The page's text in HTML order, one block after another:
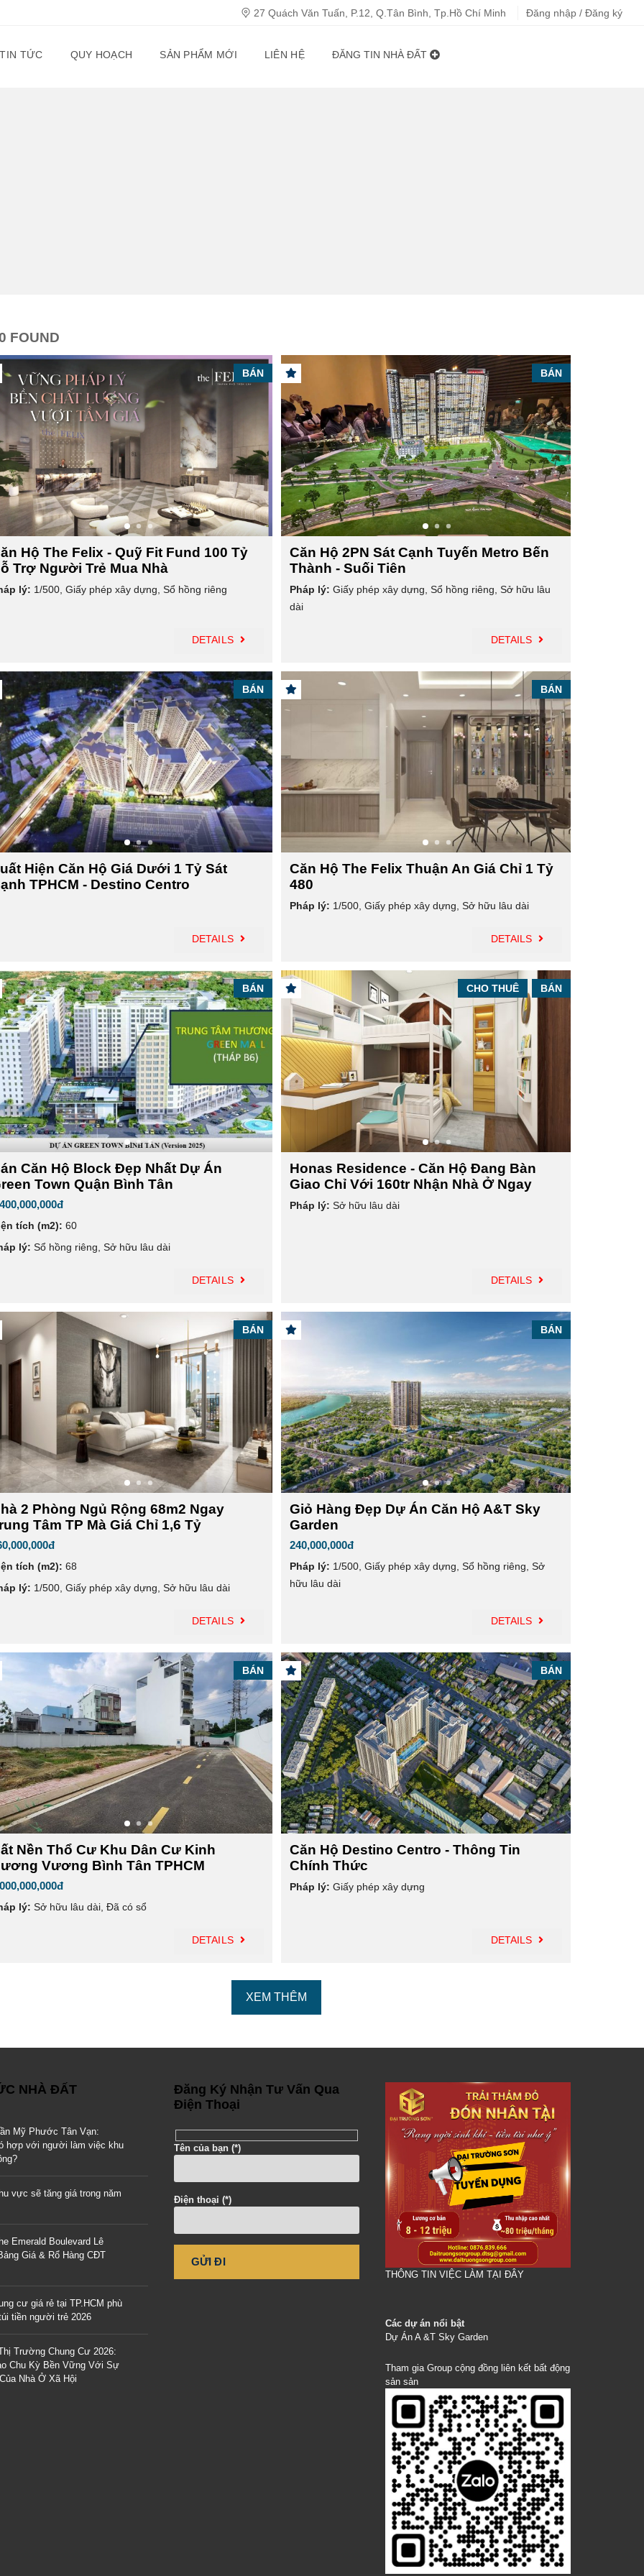
27 Quách Văn Tuấn, P.12, Q.Tân Bình, Tp.Hồ Chí Minh Đăng nhập / Đăng ký
TIN TỨC QUY HOẠCH SẢN PHẨM MỚI LIÊN HỆ ĐĂNG TIN NHÀ ĐẤT
FOUND
BÁN
Hộ The Felix - Quỹ Fit Fund 100 Tỷ
Trợ Người Trẻ Mua Nhà
lý: 1/500 Giấy phép xây dựng Sổ hồng riêng
DETAILS
BÁN
Căn Hộ 2PN Sát Cạnh Tuyến Metro Bến
Thành - Suối Tiên
Pháp lý: Giấy phép xây dựng Sổ hồng riêng Sở hữu lâu
dài
DETAILS
BÁN
Hiện Căn Hộ Giá Dưới 1 Tỷ Sát
TPHCM - Destino Centro
DETAILS
BÁN
Căn Hộ The Felix Thuận An Giá Chỉ 1 Tỷ
480
Pháp lý: 1/500, Giấy phép xây dựng, Sở hữu lâu dài
DETAILS
BÁN
Căn Hộ Block Đẹp Nhất Dự Án
Town Quận Bình Tân
tích (m2): 60
lý: Sổ hồng riêng Sở hữu lâu dài
DETAILS
BÁN
CHO THUÊ
Honas Residence - Căn Hộ Đang Bàn
Giao Chỉ Với 160tr Nhận Nhà Ở Ngay
Pháp lý: Sở hữu lâu dài
DETAILS
BÁN
2 Phòng Ngủ Rộng 68m2 Ngay
Tâm TP Mà Giá Chỉ 1,6 Tỷ
tích (m2): 68
lý: 1/500 Giấy phép xây dựng Sở hữu lâu dài
DETAILS
BÁN
Giỏ Hàng Đẹp Dự Án Căn Hộ A&T Sky
Garden
240,000,000đ
Pháp lý: 1/500, Giấy phép xây dựng Sổ hồng riêng Sở
hữu lâu dài
DETAILS
BÁN
Nền Thổ Cư Khu Dân Cư Kinh
Vương Bình Tân TPHCM
lý: Sở hữu lâu dài Đã có sổ
DETAILS
BÁN
Căn Hộ Destino Centro - Thông Tin
Chính Thức
Pháp lý: Giấy phép xây dựng
DETAILS
XEM THÊM
NHÀ ĐẤT
Mỹ Phước Tân Vạn:
hợp với người làm việc khu
vực sẽ tăng giá trong năm
Emerald Boulevard Lê
Giá & Rổ Hàng CĐT
cư giá rẻ tại TP.HCM phù
tiền người trẻ 2026
Trường Chung Cư 2026:
Chu Kỳ Bền Vững Với Sự
Nhà Ở Xã Hội
Đăng Ký Nhận Tư Vấn Qua
Điện Thoại
Tên của bạn (*)
Điện thoại (*)
THÔNG TIN VIỆC LÀM TẠI ĐÂY
Các dự án nổi bật
Dự Án A &T Sky Garden
Tham gia Group cộng đồng liên kết bất động
sản sản